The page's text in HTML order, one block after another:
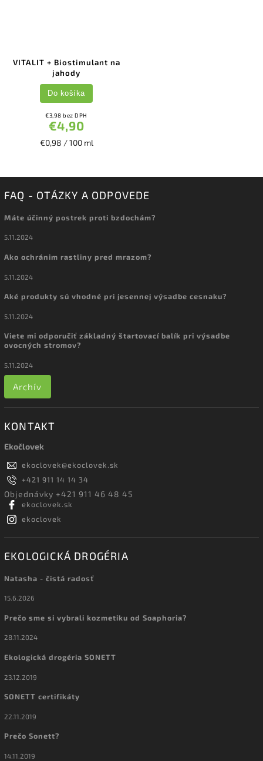
VITALIT + Biostimulant na
jahody
€3,98 bez DPH
€4,90
€0,98 / 100 ml
Do košíka
FAQ - OTÁZKY A ODPOVEDE
Máte účinný postrek proti bzdochám?
5.11.2024
Ako ochránim rastliny pred mrazom?
5.11.2024
Aké produkty sú vhodné pri jesennej výsadbe cesnaku?
5.11.2024
Viete mi odporučiť základný štartovací balík pri výsadbe
ovocných stromov?
5.11.2024
Archív
KONTAKT
Ekočlovek
ekoclovek@ekoclovek.sk
+421 911 14 14 34
Objednávky +421 911 46 48 45
ekoclovek.sk
ekoclovek
EKOLOGICKÁ DROGÉRIA
Natasha - čistá radosť
15.6.2026
Prečo sme si vybrali kozmetiku od Soaphoria?
28.11.2024
Ekologická drogéria SONETT
23.12.2019
SONETT certifikáty
22.11.2019
Prečo Sonett?
14.11.2019